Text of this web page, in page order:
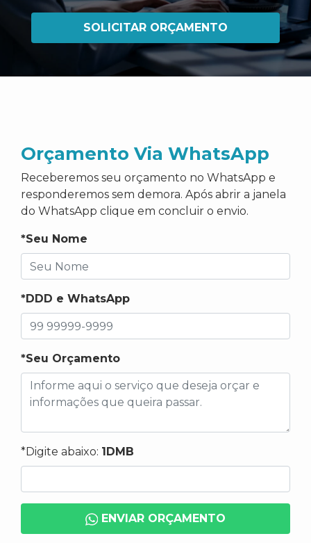
SOLICITAR ORÇAMENTO
Orçamento Via WhatsApp
Receberemos seu orçamento no WhatsApp e
responderemos sem demora. Após abrir a janela
do WhatsApp clique em concluir o envio.
*Seu Nome
*DDD e WhatsApp
*Seu Orçamento
*Digite abaixo: 1DMB
ENVIAR ORÇAMENTO